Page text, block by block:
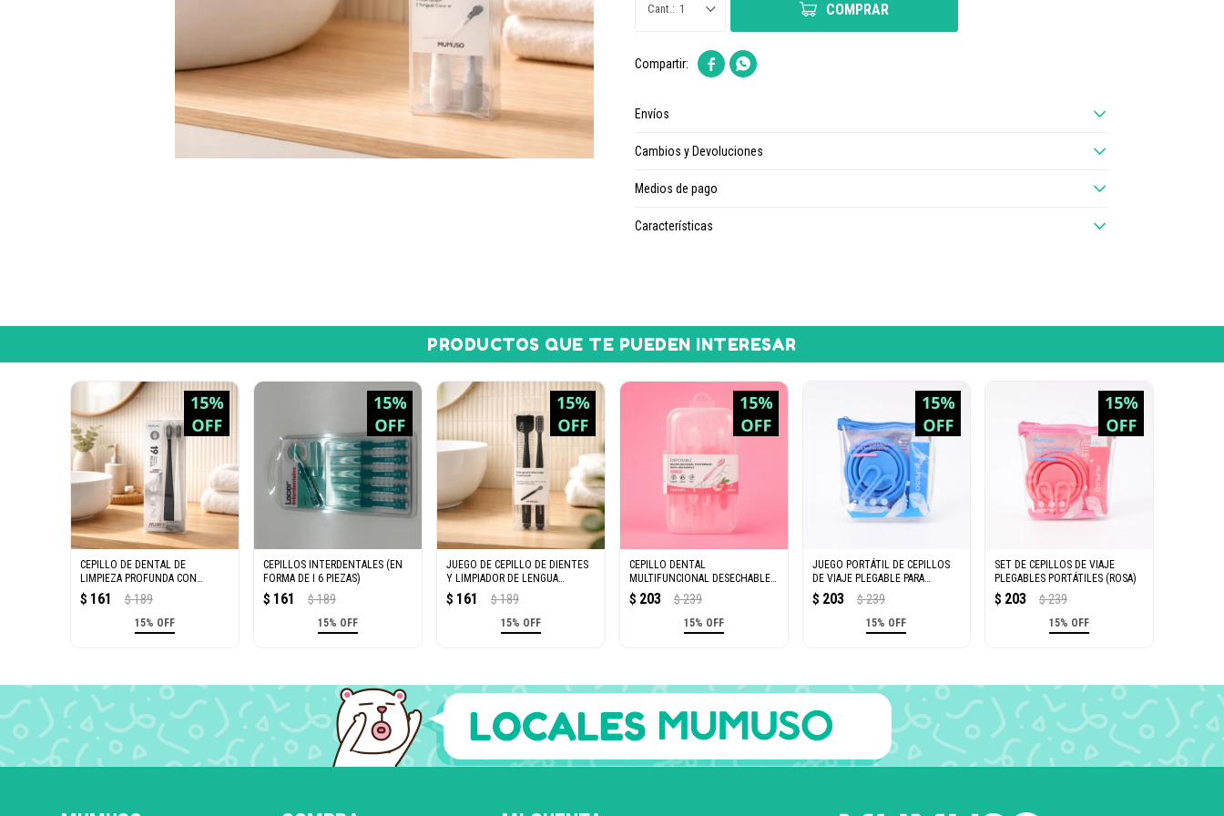
1 COMPRAR
 
Envíos
Cambios y Devoluciones
Medios de pago
Características
PRODUCTOS QUE TE PUEDEN INTERESAR
CEPILLO DE DENTAL DE
LIMPIEZA PROFUNDA CON
CERDAS EN ESPIRAL (PACK DE 2)
$ 161 $ 189
15% OFF
CEPILLOS INTERDENTALES (EN
FORMA DE I 6 PIEZAS)
$ 161 $ 189
15% OFF
JUEGO DE CEPILLO DE DIENTES
Y LIMPIADOR DE LENGUA
(NEGRO)
$ 161 $ 189
15% OFF
CEPILLO DENTAL
MULTIFUNCIONAL DESECHABLE
CON PASTA DENTAL SABOR
DURAZNO (7 UNIDA
$ 203 $ 239
15% OFF
JUEGO PORTÁTIL DE CEPILLOS
DE VIAJE PLEGABLE PARA
DIENTES (AZUL)
$ 203 $ 239
15% OFF
SET DE CEPILLOS DE VIAJE
PLEGABLES PORTÁTILES (ROSA)
$ 203 $ 239
15% OFF